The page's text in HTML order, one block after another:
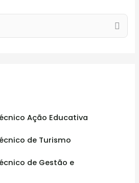
Ação Educativa
de Turismo
de Gestão e